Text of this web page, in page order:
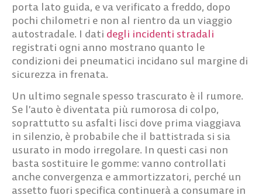
porta lato guida, e va verificato a freddo, dopo
pochi chilometri e non al rientro da un viaggio
autostradale. I dati degli incidenti stradali
registrati ogni anno mostrano quanto le
condizioni dei pneumatici incidano sul margine di
sicurezza in frenata.
Un ultimo segnale spesso trascurato è il rumore.
Se l’auto è diventata più rumorosa di colpo,
soprattutto su asfalti lisci dove prima viaggiava
in silenzio, è probabile che il battistrada si sia
usurato in modo irregolare. In questi casi non
basta sostituire le gomme: vanno controllati
anche convergenza e ammortizzatori, perché un
assetto fuori specifica continuerà a consumare in